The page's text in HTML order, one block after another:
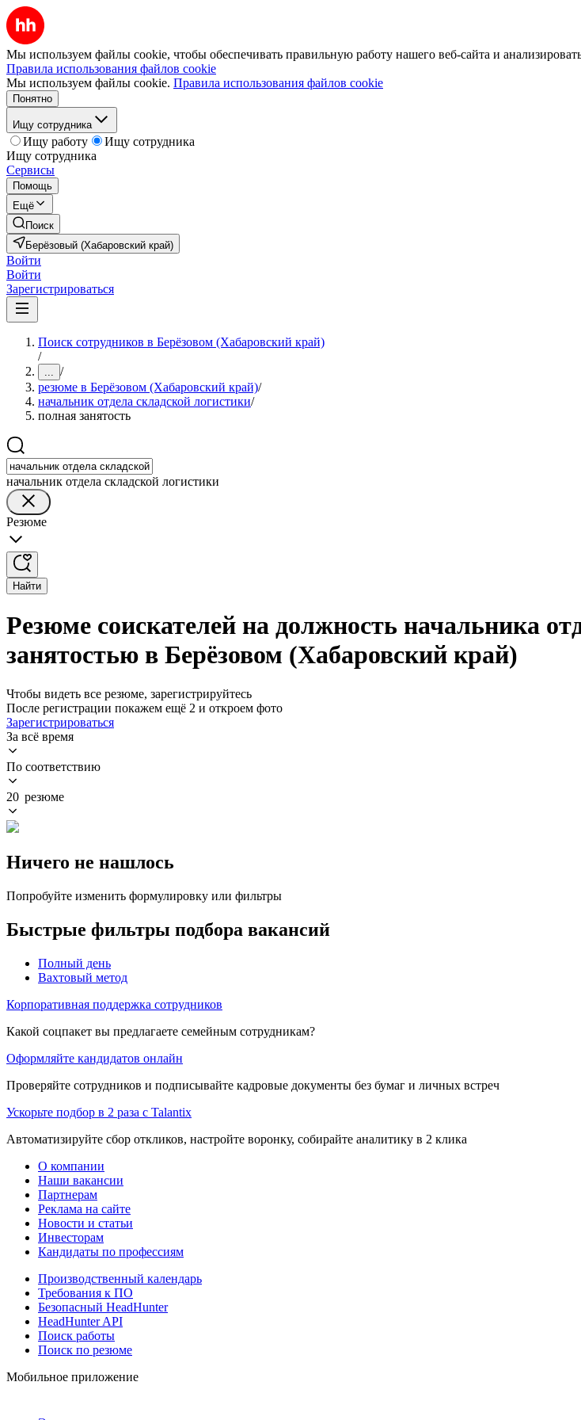
Мы используем файлы cookie, чтобы обеспечивать правильную работу нашего веб-сайта и
Правила использования файлов cookie
Мы используем файлы cookie. Правила использования файлов cookie
Понятно
Ищу сотрудника
Ищу работу
Ищу сотрудника
Ищу сотрудника
Сервисы
Помощь
Ещё
Поиск
Берёзовый (Хабаровский край)
Войти
Войти
Зарегистрироваться
Поиск сотрудников в Берёзовом (Хабаровский край)
/
... /
резюме в Берёзовом (Хабаровский край)/
начальник отдела складской логистики/
полная занятость
начальник отдела складской логистики
Резюме
Найти
Резюме соискателей на должность начальника
занятостью в Берёзовом (Хабаровский край)
Чтобы видеть все резюме, зарегистрируйтесь
После регистрации покажем ещё 2 и откроем фото
Зарегистрироваться
За всё время
По соответствию
20 резюме
Ничего не нашлось
Попробуйте изменить формулировку или фильтры
Быстрые фильтры подбора вакансий
Полный день
Вахтовый метод
Корпоративная поддержка сотрудников
Какой соцпакет вы предлагаете семейным сотрудникам?
Оформляйте кандидатов онлайн
Проверяйте сотрудников и подписывайте кадровые документы без бумаг и личных встреч
Ускорьте подбор в 2 раза с Talantix
Автоматизируйте сбор откликов, настройте воронку, собирайте аналитику в 2 клика
О компании
Наши вакансии
Партнерам
Реклама на сайте
Новости и статьи
Инвесторам
Кандидаты по профессиям
Производственный календарь
Требования к ПО
Безопасный HeadHunter
HeadHunter API
Поиск работы
Поиск по резюме
Мобильное приложение